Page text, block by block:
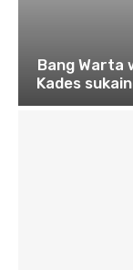
Bang Warta
Kades